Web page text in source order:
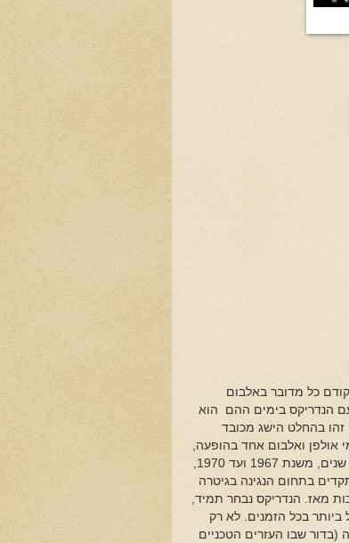
כל מדובר באלבום
הנדריקס בימים ההם הוא
עכשווי ורלוונטי 32 שנים אחרי מותו. זהו בהחלט הישג מכובד
אולפן ואלבום אחד בהופעה,
בתחום הנגינה בגיטרה
מאז. הנדריקס נבחר תמיד,
ביותר בכל הזמנים. לא רק
שבו העזרים הטכניים